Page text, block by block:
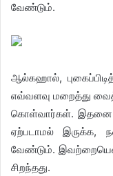
வேண்டும்.
ஆல்கஹால்,
எவ்வளவு மறைத்து
கொள்வார்கள். இதனை
ஏற்படாமல் இருக்க,
வேண்டும்.
சிறந்தது.